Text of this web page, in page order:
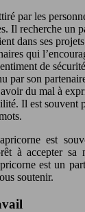
par les
Il recherche un
dans ses
qui
de
par son
du mal à
Il est souvent
est
à accepter sa
est un
soutenir.